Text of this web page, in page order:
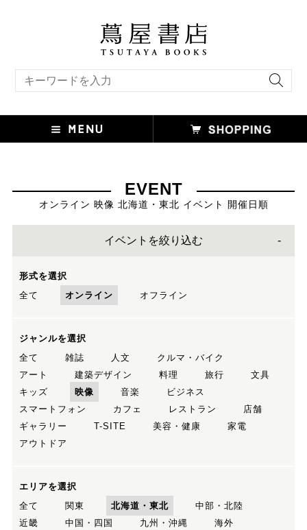
EVENT
オンライン 映像 北海道・東北 イベント 開催日順
イベントを絞り込む
形式を選択
全て
オンライン オフライン
ジャンルを選択
全て
雑誌 人文
クルマ・バイク
アート
建築デザイン 料理 旅行
文具
キッズ
映像 音楽
ビジネス
スマートフォン
カフェ レストラン
店舗
ギャラリー
T-SITE 美容・健康
家電
アウトドア
エリアを選択
全て
関東 北海道・東北
中部・北陸
近畿
中国・四国 九州・沖縄 海外